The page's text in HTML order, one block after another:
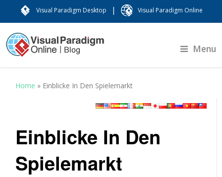
Visual Paradigm Desktop | Visual Paradigm Online
Menu
Home » Einblicke In Den Spielemarkt
Einblicke In Den
Spielemarkt